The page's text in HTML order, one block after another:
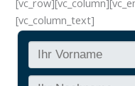
[vc_column_text]